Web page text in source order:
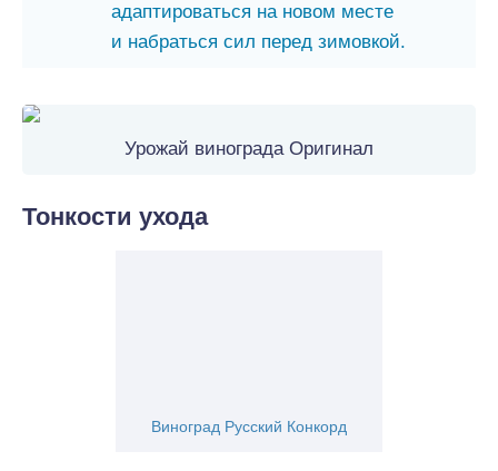
адаптироваться на новом месте
и набраться сил перед зимовкой.
Урожай винограда Оригинал
Тонкости ухода
Виноград Русский Конкорд